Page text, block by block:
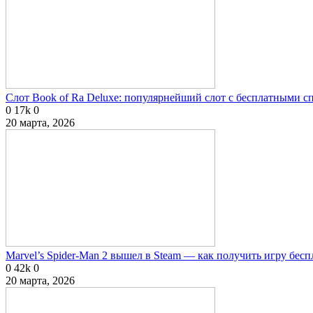
Слот Book of Ra Deluxe: популярнейший слот с бесплатными
0 17k 0
20 марта, 2026
Marvel’s Spider-Man 2 вышел в Steam — как получить игру
0 42k 0
20 марта, 2026